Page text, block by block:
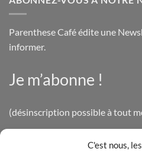
C'est nous,
Parenthese Café édite une
informer.
Je m’abonne !
(désinscription possible à tout